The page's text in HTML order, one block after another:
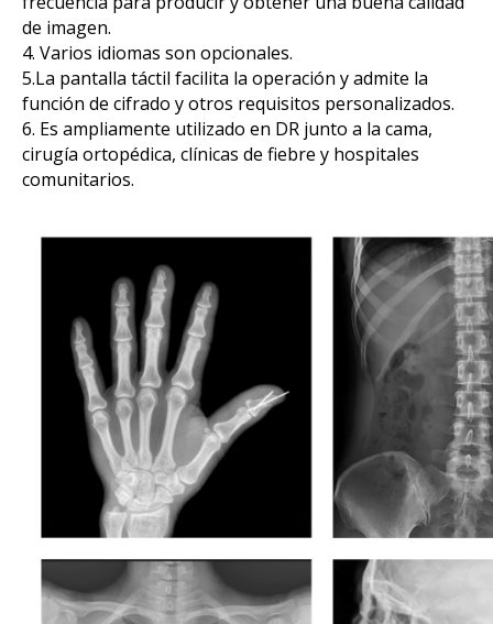
de imagen.
4. Varios idiomas son opcionales.
5.La pantalla táctil facilita la operación y admite la
función de cifrado y otros requisitos personalizados.
6. Es ampliamente utilizado en DR junto a la cama,
cirugía ortopédica, clínicas de fiebre y hospitales
comunitarios.